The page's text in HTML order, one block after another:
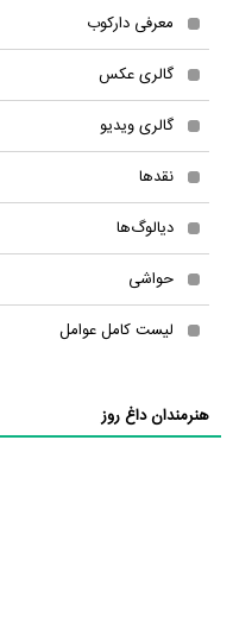
معرفی دارکوب
گالری عکس
گالری ویدیو
نقدها
دیالوگ‌ها
حواشی
لیست کامل عوامل
هنرمندان داغ روز